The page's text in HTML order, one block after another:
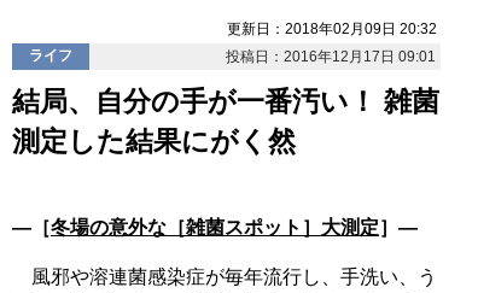
更新日：2018年02月09日 20:32
ライフ
投稿日：2016年12月17日 09:01
結局、自分の手が一番汚い！ 雑菌
測定した結果にがく然
―［冬場の意外な［雑菌スポット］大測定］―
風邪や溶連菌感染症が毎年流行し、手洗い、う